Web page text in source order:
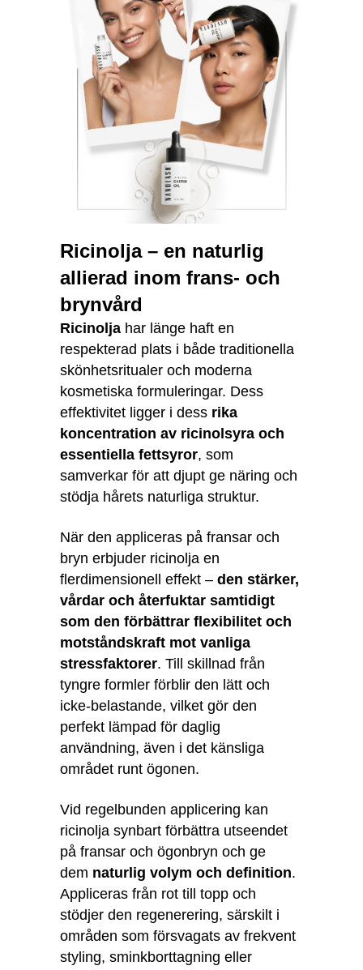
Ricinolja – en naturlig
allierad inom frans- och
brynvård
Ricinolja har länge haft en
respekterad plats i både traditionella
skönhetsritualer och moderna
kosmetiska formuleringar. Dess
effektivitet ligger i dess rika
koncentration av ricinolsyra och
essentiella fettsyror, som
samverkar för att djupt ge näring och
stödja hårets naturliga struktur.
När den appliceras på fransar och
bryn erbjuder ricinolja en
flerdimensionell effekt – den stärker,
vårdar och återfuktar samtidigt
som den förbättrar flexibilitet och
motståndskraft mot vanliga
stressfaktorer. Till skillnad från
tyngre formler förblir den lätt och
icke-belastande, vilket gör den
perfekt lämpad för daglig
användning, även i det känsliga
området runt ögonen.
Vid regelbunden applicering kan
ricinolja synbart förbättra utseendet
på fransar och ögonbryn och ge
dem naturlig volym och definition.
Appliceras från rot till topp och
stödjer den regenerering, särskilt i
områden som försvagats av frekvent
styling, sminkborttagning eller